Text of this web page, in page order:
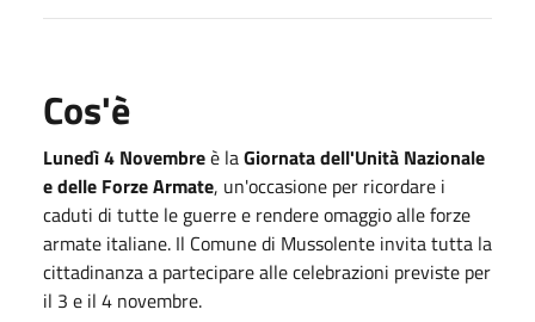
Cos'è
Lunedì 4 Novembreè laGiornata dell'Unità Nazionale
e delle Forze Armate, un'occasione per ricordare i
caduti di tutte le guerre e rendere omaggio alle forze
armate italiane. Il Comune di Mussolente invita tutta la
cittadinanza a partecipare alle celebrazioni previste per
il 3 e il 4 novembre.